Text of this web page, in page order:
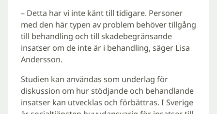
– Detta har vi inte känt till tidigare. Personer
med den här typen av problem behöver tillgång
till behandling och till skadebegränsande
insatser om de inte är i behandling, säger Lisa
Andersson.
Studien kan användas som underlag för
diskussion om hur stödjande och behandlande
insatser kan utvecklas och förbättras. I Sverige